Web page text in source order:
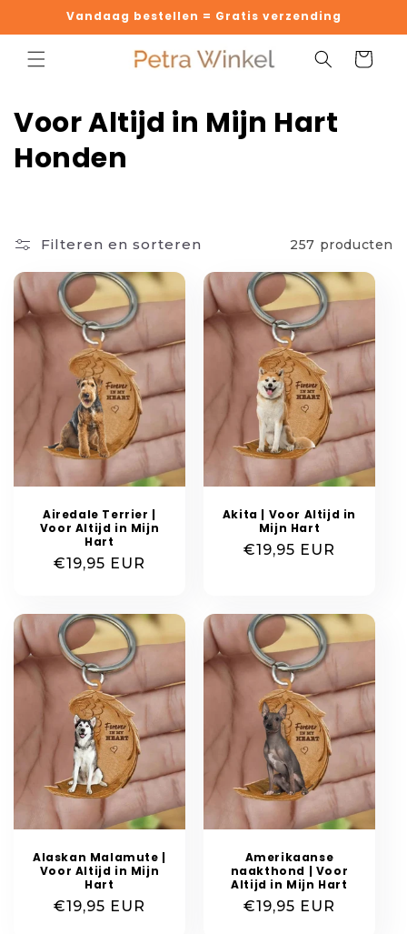
naar de
content
Vandaag bestellen = Gratis verzending
C
o
e
c
t
Voor Altijd in Mijn Hart
Honden
Filteren en sorteren 257 producten
Airedale Terrier |
Voor Altijd in Mijn
Hart
Normale
€19,95 EUR
Akita | Voor Altijd in
Mijn Hart
Normale
€19,95 EUR
Alaskan Malamute |
Voor Altijd in Mijn
Hart
Normale
€19,95 EUR
Amerikaanse
naakthond | Voor
Altijd in Mijn Hart
Normale
€19,95 EUR